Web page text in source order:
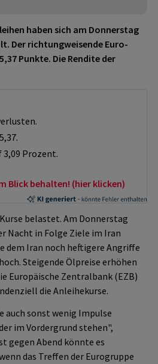
haben sich am Donnerstag
Der richtungweisende Euro-
Punkte. Die Rendite der
3,09 Prozent.
Blick behalten! (hier klicken)
belastet. Am Donnerstag
Nacht in Folge Ziele im Iran
dem Iran noch heftigere Angriffe
Steigende Ölpreise erhöhen
Europäische Zentralbank (EZB)
die Anleihekurse.
auch sonst wenig Impulse
im Vordergrund stehen",
gegen Abend könnte es
das Treffen der Eurogruppe